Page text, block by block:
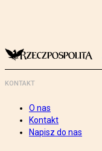
KONTAKT
O nas
Kontakt
Napisz do nas